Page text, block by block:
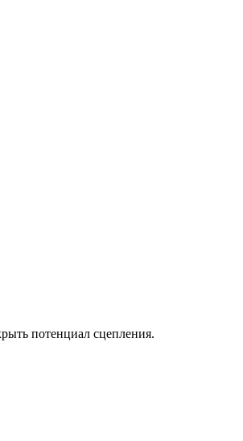
потенциал сцепления.